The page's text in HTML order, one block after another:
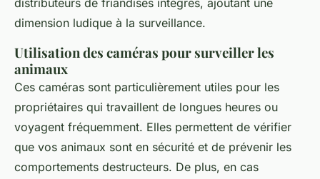
distributeurs de friandises intégrés, ajoutant une
dimension ludique à la surveillance.
Utilisation des caméras pour surveiller les
animaux
Ces caméras sont particulièrement utiles pour les
propriétaires qui travaillent de longues heures ou
voyagent fréquemment. Elles permettent de vérifier
que vos animaux sont en sécurité et de prévenir les
comportements destructeurs. De plus, en cas